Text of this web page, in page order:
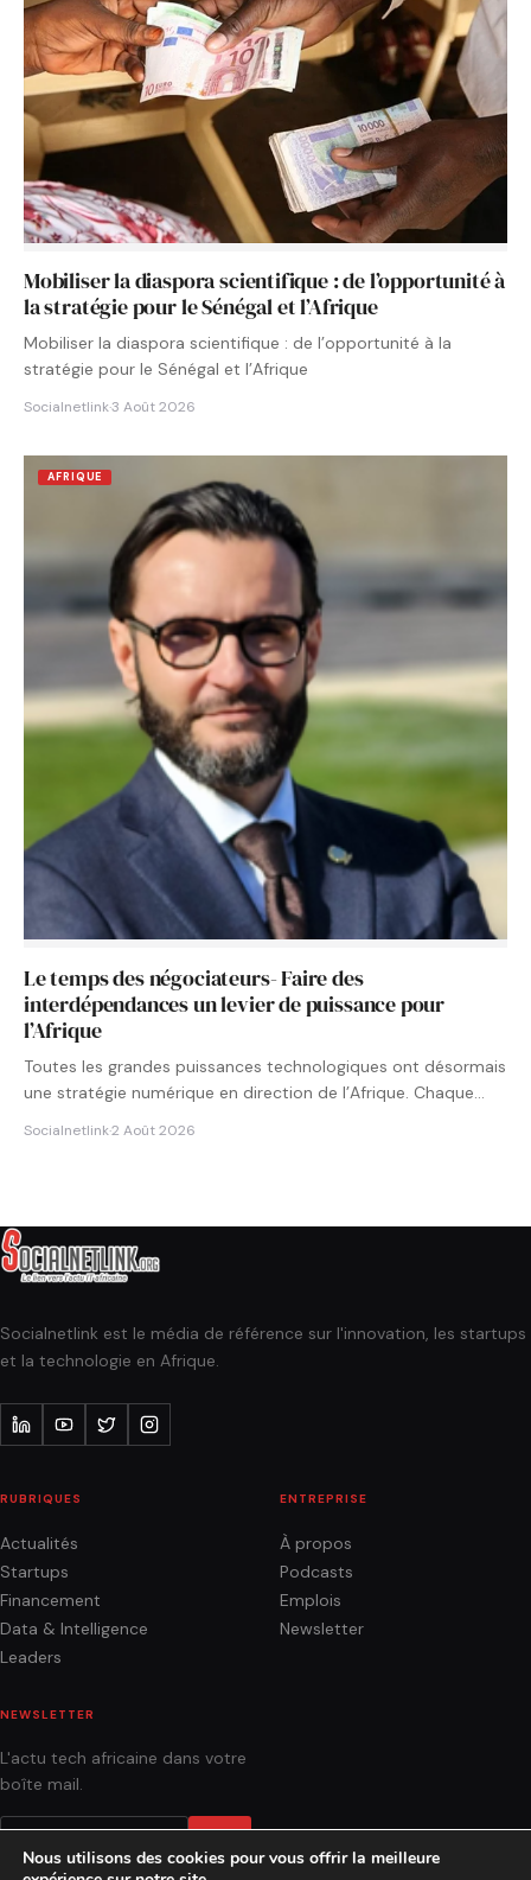
Mobiliser la diaspora scientifique : de l’opportunité à
la stratégie pour le Sénégal et l’Afrique
Mobiliser la diaspora scientifique : de l’opportunité à la
stratégie pour le Sénégal et l’Afrique
Socialnetlink·3 Août 2026
AFRIQUE
Le temps des négociateurs- Faire des
interdépendances un levier de puissance pour
l’Afrique
Toutes les grandes puissances technologiques ont désormais
une stratégie numérique en direction de l’Afrique. Chaque
Socialnetlink·2 Août 2026
Socialnetlink est le média de référence sur l'innovation, les startups
et la technologie en Afrique.
RUBRIQUES
Actualités
Startups
Financement
Data & Intelligence
Leaders
ENTREPRISE
À propos
Podcasts
Emplois
Newsletter
NEWSLETTER
L'actu tech africaine dans votre
boîte mail.
Nous utilisons des cookies pour vous offrir la meilleure